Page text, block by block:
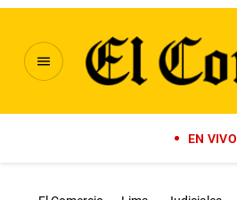
EN VIVO